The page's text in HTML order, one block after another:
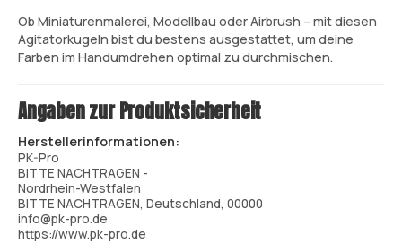
Ob Miniaturenmalerei, Modellbau oder Airbrush – mit diesen
Agitatorkugeln bist du bestens ausgestattet, um deine
Farben im Handumdrehen optimal zu durchmischen.
Angaben zur Produktsicherheit
Herstellerinformationen:
PK-Pro
BITTE NACHTRAGEN -
Nordrhein-Westfalen
BITTE NACHTRAGEN, Deutschland, 00000
info@pk-pro.de
https://www.pk-pro.de